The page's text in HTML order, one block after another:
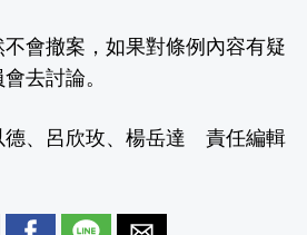
會撤案，如果對條例內容有疑
去討論。
德、呂欣玫、楊岳達 責任編輯